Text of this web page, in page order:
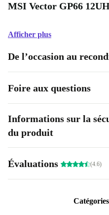
MSI Vector GP66
Afficher plus
De l’occasion au
Foire aux questions
Informations sur la
du produit
Évaluations (4.6)